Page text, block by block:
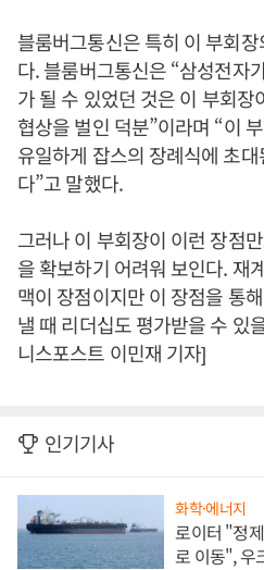
블룸버그통신은 특히 이 부회
다. 블룸버그통신은 “삼성전자
가 될 수 있었던 것은 이 부회
협상을 벌인 덕분”이라며 “이
유일하게 잡스의 장례식에 초
다”고 말했다.
그러나 이 부회장이 이런 장점
을 확보하기 어려워 보인다. 재
맥이 장점이지만 이 장점을 통
낼 때 리더십도 평가받을 수 있
니스포스트 이민재 기자]
인기기사
화학·에너지
로이터 "정
로 이동", 우